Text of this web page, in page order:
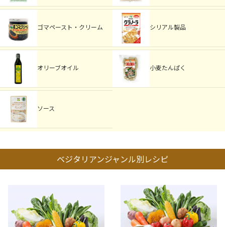
ゴマペースト・クリーム シリアル製品
オリーブオイル 小麦たんぱく
ソース
ベジタリアンジャンル別レシピ